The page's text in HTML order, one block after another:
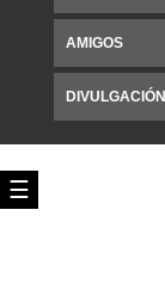
☰
AMIGOS
DIVULGACIÓN